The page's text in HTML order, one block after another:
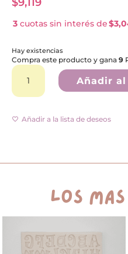
3 cuotas sin interés de
Hay existencias
Compra este producto y gana9
Chocolatin
cantidad
Añadir
Añadir a la lista de deseos
los